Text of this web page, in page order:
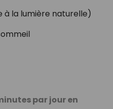
à la lumière naturelle)
par jour en